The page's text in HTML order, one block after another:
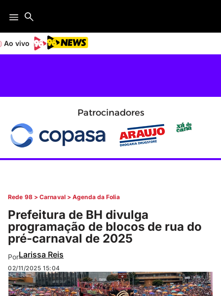
Ao vivo
Patrocinadores
Rede 98>Carnaval>Agenda da Folia
Prefeitura de BH divulga
programação de blocos de rua do
pré-carnaval de 2025
PorLarissa Reis
02/11/2025 15:04